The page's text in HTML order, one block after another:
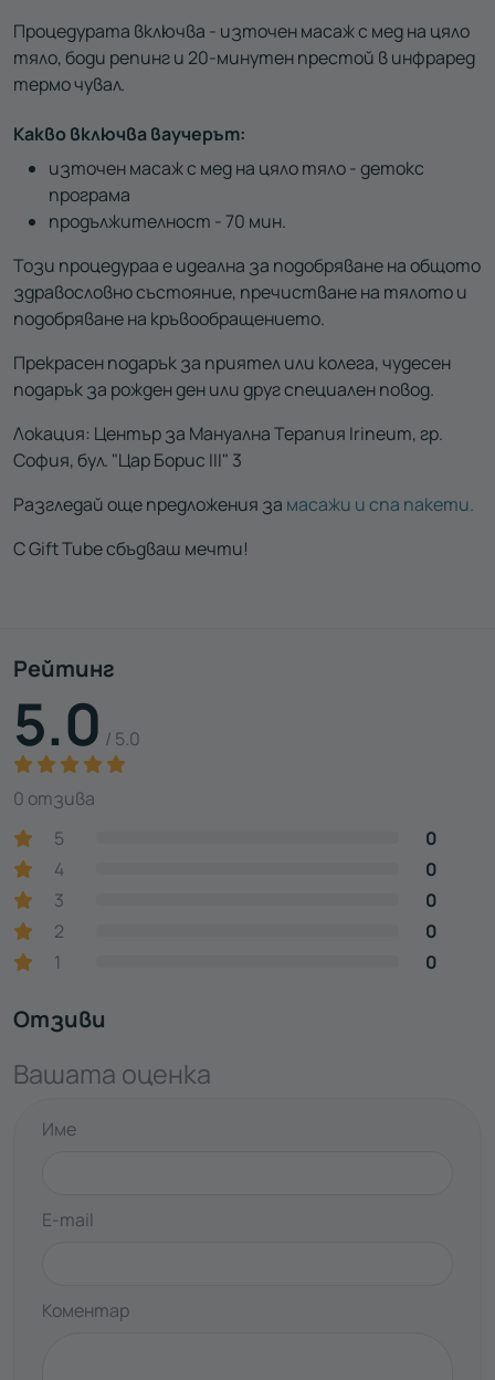
Процедурата включва - източен масаж с мед на цяло
тяло, боди репинг и 20-минутен престой в инфраред
термо чувал.
Какво включва ваучерът:
източен масаж с мед на цяло тяло - детокс
програма
продължителност - 70 мин.
Този процедураа е идеална за подобряване на общото
здравословно състояние, пречистване на тялото и
подобряване на кръвообращението.
Прекрасен подарък за приятел или колега, чудесен
подарък за рожден ден или друг специален повод.
Локация: Център за Мануална Терапия Irineum, гр.
София, бул. "Цар Борис III" 3
Разгледай още предложения за масажи и спа пакети.
С Gift Tube сбъдваш мечти!
Рейтинг
5.0 / 5.0
0 отзива
5
0
4
0
3
0
2
0
1
0
Отзиви
Вашата оценка
Име
E-mail
Коментар